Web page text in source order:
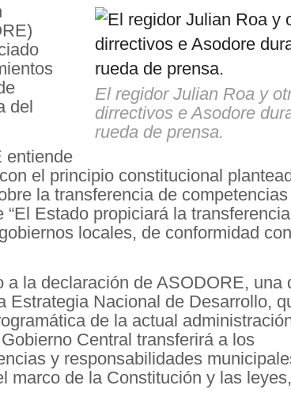
El regidor Julian Roa y
dirrectivos e Asodore
rueda de prensa.
del
entiende
el principio constitucional
la transferencia de
Estado propiciará la
locales, de conformidad
a la declaración de ASODORE, una
Estrategia Nacional de Desarrollo,
de la actual
Central transferirá a los
y responsabilidades
marco de la Constitución y las